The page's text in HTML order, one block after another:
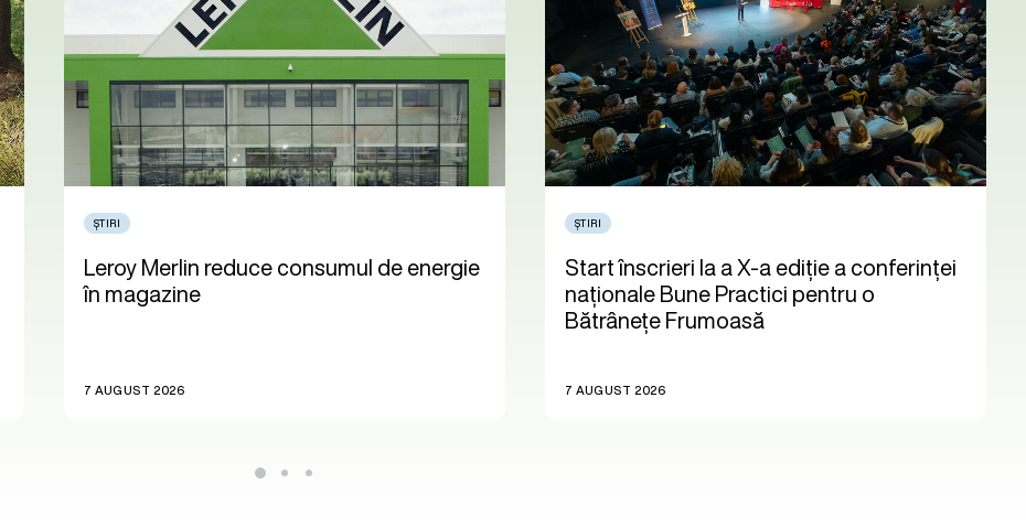
ȘTIRI
Leroy Merlin reduce consumul de energie
în magazine
7 AUGUST 2026
ȘTIRI
Start înscrieri la a X-a ediție a conferinței
naționale Bune Practici pentru o
Bătrânețe Frumoasă
7 AUGUST 2026